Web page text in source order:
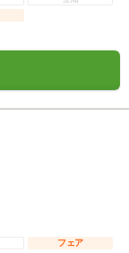
フェア